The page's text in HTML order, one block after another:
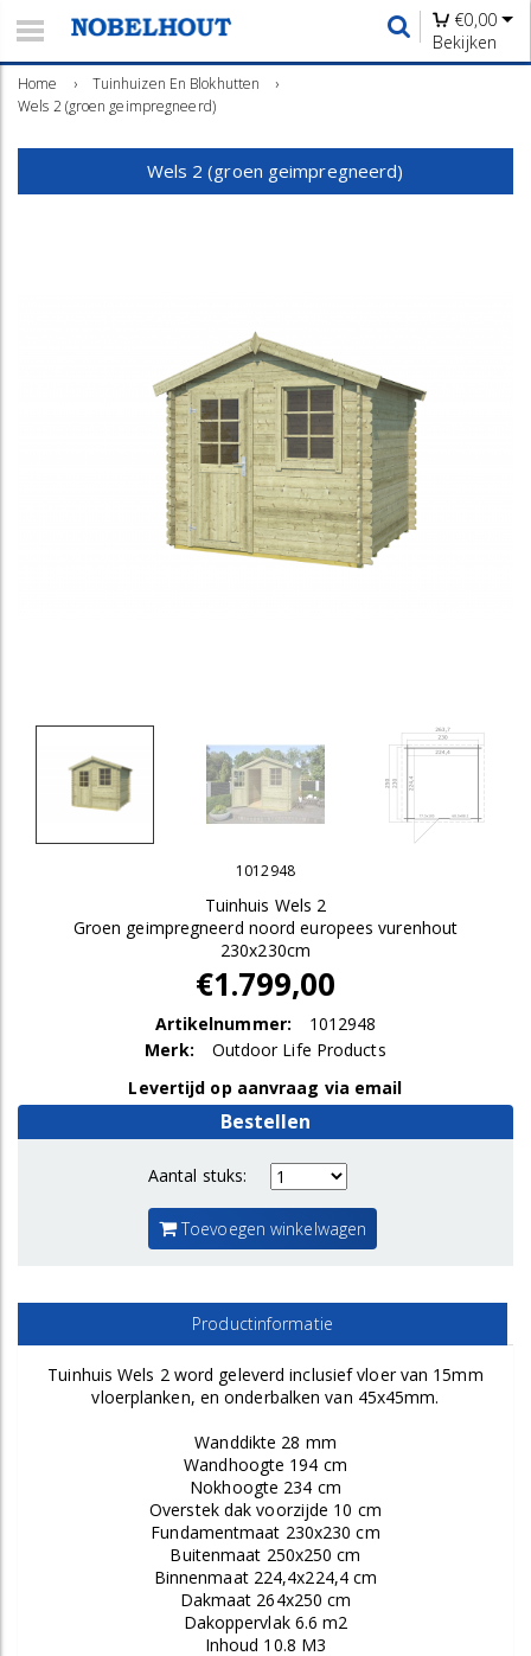
€0,00
Bekijken
Home › Tuinhuizen En Blokhutten
›
Wels 2 (groen geimpregneerd)
Wels 2 (groen geimpregneerd)
1012948
Tuinhuis Wels 2
Groen geimpregneerd noord europees vurenhout
230x230cm
€1.799,00
Artikelnummer:
1012948
Merk:
Outdoor Life Products
Levertijd op aanvraag via email
Bestellen
Aantal stuks:
Toevoegen winkelwagen
Productinformatie
Tuinhuis Wels 2 word geleverd inclusief vloer van 15mm
vloerplanken, en onderbalken van 45x45mm.
Wanddikte 28 mm
Wandhoogte 194 cm
Nokhoogte 234 cm
Overstek dak voorzijde 10 cm
Fundamentmaat 230x230 cm
Buitenmaat 250x250 cm
Binnenmaat 224,4x224,4 cm
Dakmaat 264x250 cm
Dakoppervlak 6.6 m2
Inhoud 10.8 M3